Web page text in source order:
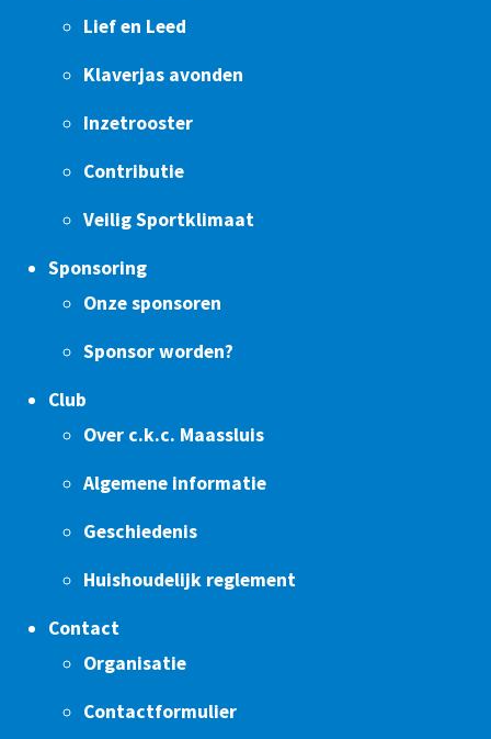
Lief en Leed
Klaverjas avonden
Inzetrooster
Contributie
Veilig Sportklimaat
Sponsoring
Onze sponsoren
Sponsor worden?
Club
Over c.k.c. Maassluis
Algemene informatie
Geschiedenis
Huishoudelijk reglement
Contact
Organisatie
Contactformulier